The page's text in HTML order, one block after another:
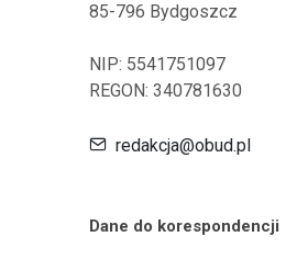
85-796 Bydgoszcz
NIP: 5541751097
REGON: 340781630
redakcja@obud.pl
Dane do korespondencji